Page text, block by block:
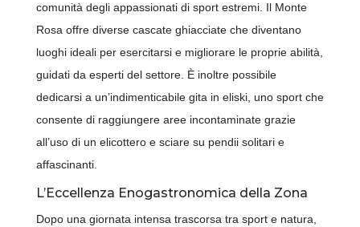
comunità degli appassionati di sport estremi. Il Monte
Rosa offre diverse cascate ghiacciate che diventano
luoghi ideali per esercitarsi e migliorare le proprie abilità,
guidati da esperti del settore. È inoltre possibile
dedicarsi a un’indimenticabile gita in eliski, uno sport che
consente di raggiungere aree incontaminate grazie
all’uso di un elicottero e sciare su pendii solitari e
affascinanti.
L’Eccellenza Enogastronomica della Zona
Dopo una giornata intensa trascorsa tra sport e natura,